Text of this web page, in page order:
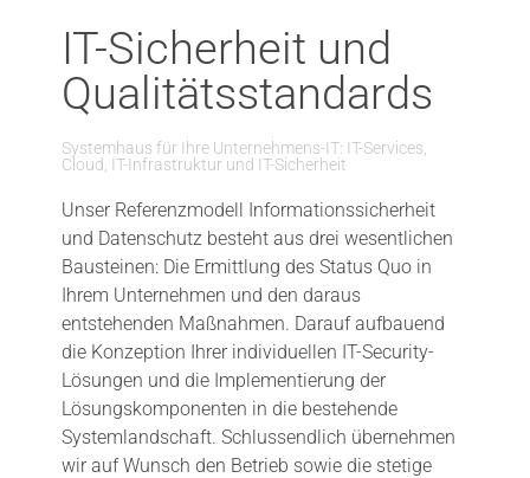
IT-Sicherheit und
Qualitätsstandards
Systemhaus für Ihre Unternehmens-IT: IT-Services,
Cloud, IT-Infrastruktur und IT-Sicherheit
Unser Referenzmodell Informationssicherheit
und Datenschutz besteht aus drei wesentlichen
Bausteinen: Die Ermittlung des Status Quo in
Ihrem Unternehmen und den daraus
entstehenden Maßnahmen. Darauf aufbauend
die Konzeption Ihrer individuellen IT-Security-
Lösungen und die Implementierung der
Lösungskomponenten in die bestehende
Systemlandschaft. Schlussendlich übernehmen
wir auf Wunsch den Betrieb sowie die stetige